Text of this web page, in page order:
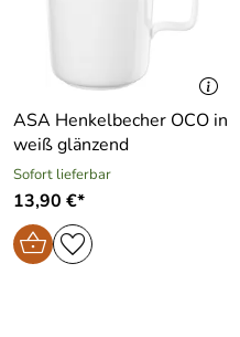
ASA Henkelbecher OCO in
weiß glänzend
Sofort lieferbar
13,90 €*